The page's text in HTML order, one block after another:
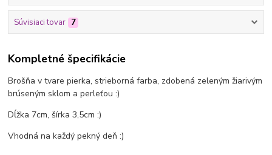
Súvisiaci tovar 7
Kompletné špecifikácie
Brošňa v tvare pierka, strieborná farba, zdobená zeleným žiarivým
brúseným sklom a perleťou :)
Dĺžka 7cm, šírka 3,5cm :)
Vhodná na každý pekný deň :)